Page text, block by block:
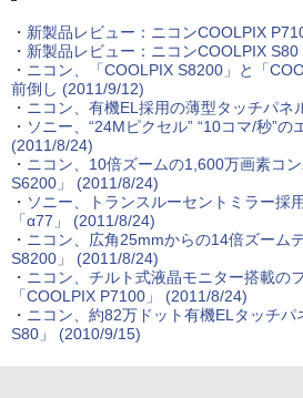
・ 新製品レビュー：ニコンCOOLPIX
・ 新製品レビュー：ニコンCOOLPIX
・ ニコン、「COOLPIX S8200」と「
前倒し (2011/9/12)
・ ニコン、有機EL採用の薄型タッチパネ
・ ソニー、“24Mピクセル” “10コマ/秒”の
(2011/8/24)
・ ニコン、10倍ズームの1,600万画素コ
S6200」 (2011/8/24)
・ ソニー、トランスルーセントミラー採
「α77」 (2011/8/24)
・ ニコン、広角25mmからの14倍ズーム
S8200」 (2011/8/24)
・ ニコン、チルト式液晶モニター搭載の
「COOLPIX P7100」 (2011/8/24)
・ ニコン、約82万ドット有機ELタッチパ
S80」 (2010/9/15)